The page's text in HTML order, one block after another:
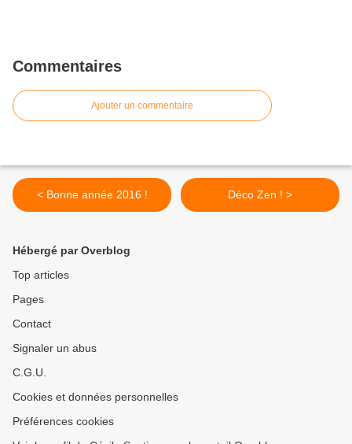
Commentaires
Ajouter un commentaire
< Bonne année 2016 ! Déco Zen ! >
Hébergé par Overblog
Top articles
Pages
Contact
Signaler un abus
C.G.U.
Cookies et données personnelles
Préférences cookies